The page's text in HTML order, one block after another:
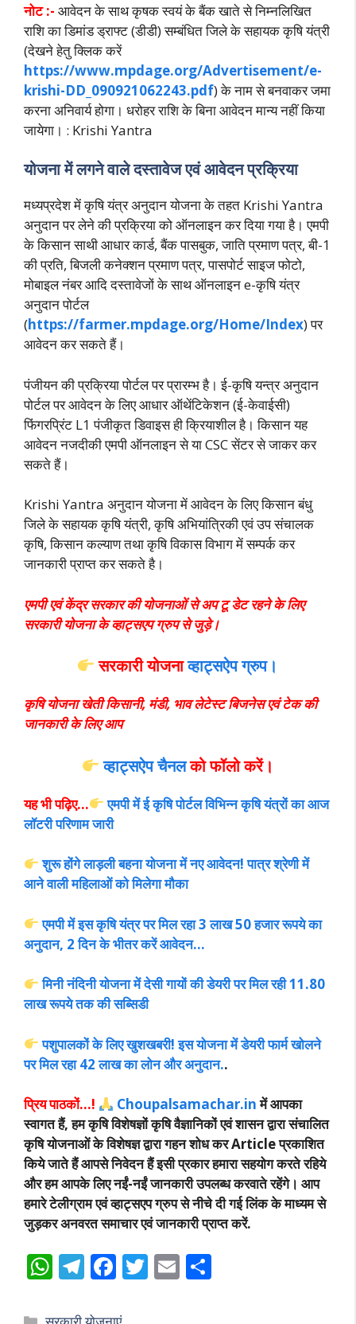
नोट :- आवेदन के साथ कृषक स्वयं के बैंक खाते से निम्नलिखित
राशि का डिमांड ड्राफ्ट (डीडी) सम्बंधित जिले के सहायक कृषि यंत्री
(देखने हेतु क्लिक करें
https://www.mpdage.org/Advertisement/e-
krishi-DD_090921062243.pdf) के नाम से बनवाकर जमा
करना अनिवार्य होगा। धरोहर राशि के बिना आवेदन मान्य नहीं किया
जायेगा। : Krishi Yantra
योजना में लगने वाले दस्तावेज एवं आवेदन प्रक्रिया
मध्यप्रदेश में कृषि यंत्र अनुदान योजना के तहत Krishi Yantra
अनुदान पर लेने की प्रक्रिया को ऑनलाइन कर दिया गया है। एमपी
के किसान साथी आधार कार्ड, बैंक पासबुक, जाति प्रमाण पत्र, बी-1
की प्रति, बिजली कनेक्शन प्रमाण पत्र, पासपोर्ट साइज फोटो,
मोबाइल नंबर आदि दस्तावेजों के साथ ऑनलाइन e-कृषि यंत्र
अनुदान पोर्टल
(https://farmer.mpdage.org/Home/Index) पर
आवेदन कर सकते हैं।
पंजीयन की प्रक्रिया पोर्टल पर प्रारम्भ है। ई-कृषि यन्त्र अनुदान
पोर्टल पर आवेदन के लिए आधार ऑथेंटिकेशन (ई-केवाईसी)
फिंगरप्रिंट L1 पंजीकृत डिवाइस ही क्रियाशील है। किसान यह
आवेदन नजदीकी एमपी ऑनलाइन से या CSC सेंटर से जाकर कर
सकते हैं।
Krishi Yantra अनुदान योजना में आवेदन के लिए किसान बंधु
जिले के सहायक कृषि यंत्री, कृषि अभियांत्रिकी एवं उप संचालक
कृषि, किसान कल्याण तथा कृषि विकास विभाग में सम्पर्क कर
जानकारी प्राप्त कर सकते है।
एमपी एवं केंद्र सरकार की योजनाओं से अप टू डेट रहने के लिए
सरकारी योजना के व्हाट्सएप ग्रुप से जुड़े।
सरकारी योजनाव्हाट्सऐप ग्रुप।
कृषि योजना खेती किसानी, मंडी, भाव लेटेस्ट बिजनेस एवं टेक की
जानकारी के लिए आप
व्हाट्सऐप चैनलको फॉलो करें।
यह भी पढ़िए…
एमपी में ई कृषि पोर्टल विभिन्न कृषि यंत्रों का आज
लॉटरी परिणाम जारी
शुरू होंगे लाड़ली बहना योजना में नए आवेदन! पात्र श्रेणी में
आने वाली महिलाओं को मिलेगा मौका
एमपी में इस कृषि यंत्र पर मिल रहा 3 लाख 50 हजार रूपये का
अनुदान, 2 दिन के भीतर करें आवेदन…
मिनी नंदिनी योजना में देसी गायों की डेयरी पर मिल रही 11.80
लाख रूपये तक की सब्सिडी
पशुपालकों के लिए खुशखबरी! इस योजना में डेयरी फार्म खोलने
पर मिल रहा 42 लाख का लोन और अनुदान..
प्रिय पाठकों…! Choupalsamachar.inमें आपका
स्वागत हैं, हम कृषि विशेषज्ञों कृषि वैज्ञानिकों एवं शासन द्वारा संचालित
कृषि योजनाओं के विशेषज्ञ द्वारा गहन शोध कर Article प्रकाशित
किये जाते हैं आपसे निवेदन हैं इसी प्रकार हमारा सहयोग करते रहिये
और हम आपके लिए नईं-नईं जानकारी उपलब्ध करवाते रहेंगे। आप
हमारे टेलीग्राम एवं व्हाट्सएप ग्रुप से नीचे दी गई लिंक के माध्यम से
जुड़कर अनवरत समाचार एवं जानकारी प्राप्त करें.
W
at
T
e
F
e
T E
Categories